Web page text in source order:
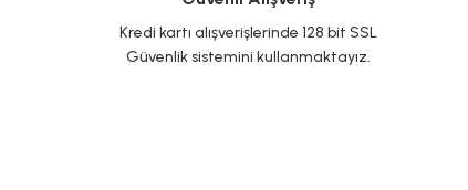
Kredi kartı alışverişlerinde 128 bit SSL
Güvenlik sistemini kullanmaktayız.